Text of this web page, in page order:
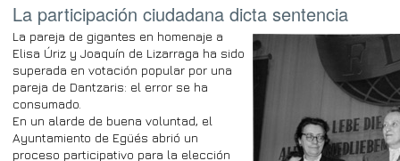
La participación ciudadana dicta sentencia
La pareja de gigantes en homenaje a
Elisa Úriz y Joaquín de Lizarraga ha sido
superada en votación popular por una
pareja de Dantzaris: el error se ha
consumado.
En un alarde de buena voluntad, el
Ayuntamiento de Egüés abrió un
proceso participativo para la elección